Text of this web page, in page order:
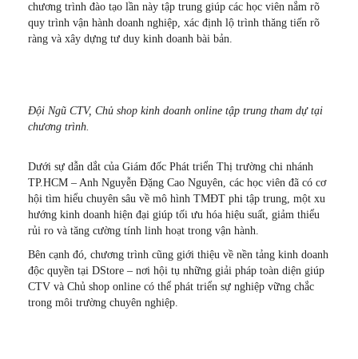
chương trình đào tạo lần này tập trung giúp các học viên nắm rõ
quy trình vận hành doanh nghiệp, xác định lộ trình thăng tiến rõ
ràng và xây dựng tư duy kinh doanh bài bản.
Đội Ngũ CTV, Chủ shop kinh doanh online tập trung tham dự tại
chương trình.
Dưới sự dẫn dắt của Giám đốc Phát triển Thị trường chi nhánh
TP.HCM – Anh Nguyễn Đặng Cao Nguyên, các học viên đã có cơ
hội tìm hiểu chuyên sâu về mô hình TMĐT phi tập trung, một xu
hướng kinh doanh hiện đại giúp tối ưu hóa hiệu suất, giảm thiểu
rủi ro và tăng cường tính linh hoạt trong vận hành.
Bên cạnh đó, chương trình cũng giới thiệu về nền tảng kinh doanh
độc quyền tại DStore – nơi hội tụ những giải pháp toàn diện giúp
CTV và Chủ shop online có thể phát triển sự nghiệp vững chắc
trong môi trường chuyên nghiệp.